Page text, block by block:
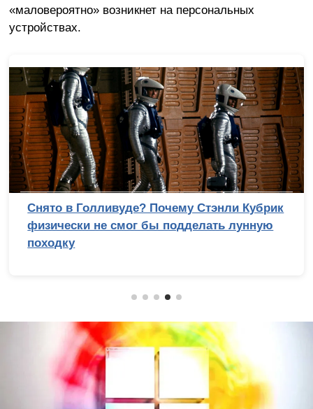
«маловероятно» возникнет на персональных
устройствах.
Снято в Голливуде? Почему Стэнли Кубрик
физически не смог бы подделать лунную
походку